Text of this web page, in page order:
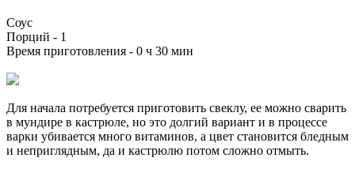
Соус
Порций - 1
Время приготовления - 0 ч 30 мин
Для начала потребуется приготовить свеклу, ее можно сварить
в мундире в кастрюле, но это долгий вариант и в процессе
варки убивается много витаминов, а цвет становится бледным
и неприглядным, да и кастрюлю потом сложно отмыть.